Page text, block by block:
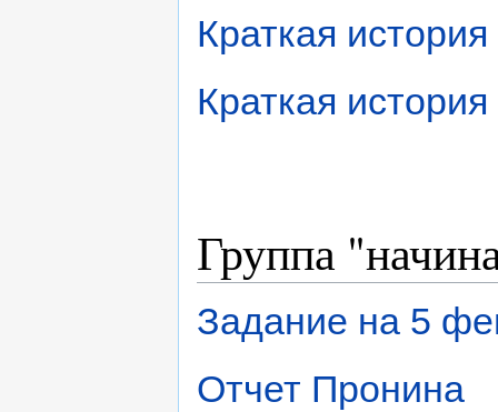
Краткая
Краткая
Группа
Задание на 5
Отчет Пронина